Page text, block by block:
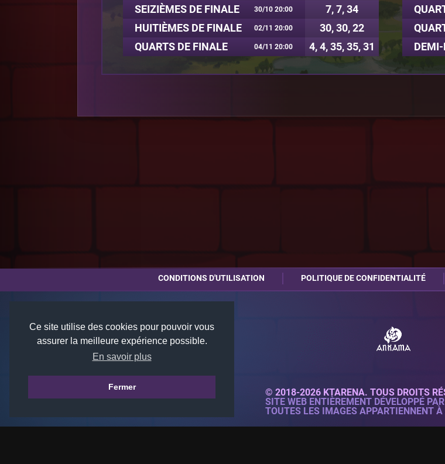
Ce site utilise des cookies pour pouvoir vous
assurer la meilleure expérience possible.
En savoir plus
Fermer
SEIZIÈMES DE FINALE 30/10 20:00
7, 7, 34
HUITIÈMES DE FINALE
02/11 20:00
30, 30, 22
QUARTS DE FINALE
04/11 20:00 4, 4, 35, 35, 31
DEMI-
CONDITIONS D'UTILISATION POLITIQUE DE CONFIDENTIALITÉ
© 2018-2026 KTARENA. TOUS DROITS
SITE WEB ENTIÈREMENT DÉVELOPPÉ PAR
TOUTES LES IMAGES APPARTIENNENT